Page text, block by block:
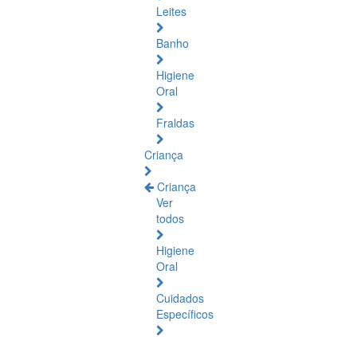
Leites
Banho
Higiene
Oral
Fraldas
Criança
Criança
Ver
todos
Higiene
Oral
Cuidados
Específicos